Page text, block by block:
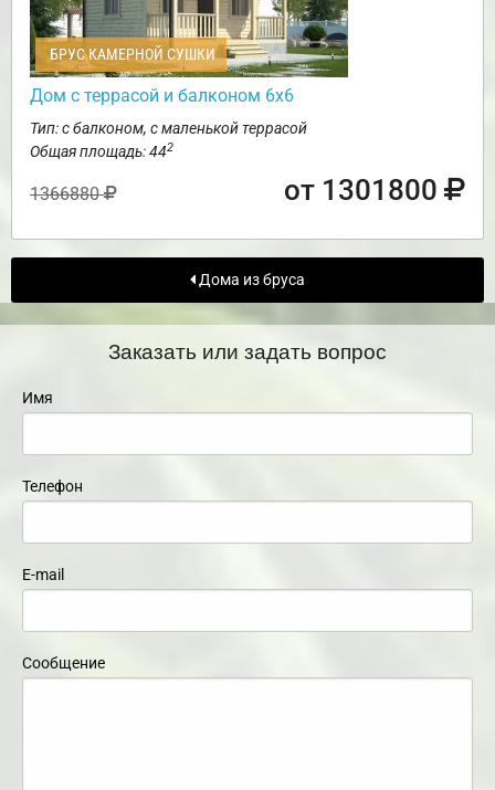
БРУС КАМЕРНОЙ СУШКИ
Дом с террасой и балконом 6х6
Тип: с балконом, с маленькой террасой
Общая площадь: 442
1366880 от 1301800
Дома из бруса
Заказать или задать вопрос
Имя
Телефон
E-mail
Сообщение